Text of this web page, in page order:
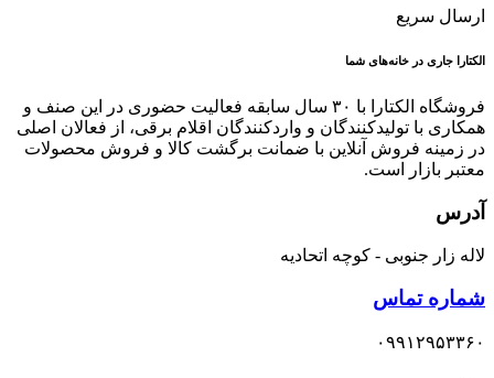
ارسال سریع
الکتارا جاری در خانه‌های شما
فروشگاه الکتارا با ۳۰ سال سابقه فعالیت حضوری در این صنف و
همکاری با تولیدکنندگان و واردکنندگان اقلام برقی، از فعالان اصلی
در زمینه فروش آنلاین با ضمانت برگشت کالا و فروش محصولات
معتبر بازار است.
آدرس
لاله زار جنوبی - کوچه اتحادیه
شماره تماس
۰۹۹۱۲۹۵۳۳۶۰